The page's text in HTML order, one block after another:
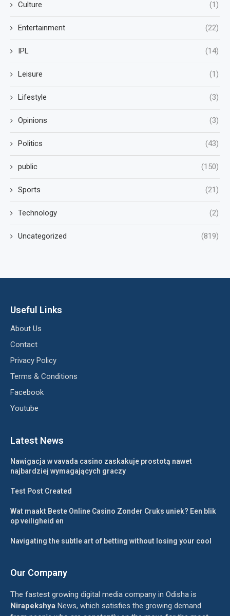
Culture (1)
Entertainment (22)
IPL (14)
Leisure (1)
Lifestyle (3)
Opinions (3)
Politics (43)
public (150)
Sports (21)
Technology (2)
Uncategorized (819)
Useful Links
About Us
Contact
Privacy Policy
Terms & Conditions
Facebook
Youtube
Latest News
Nawigacja w vavada casino zaskakuje prostotą nawet
najbardziej wymagających graczy
Test Post Created
Wat maakt Beste Online Casino Zonder Cruks uniek? Een blik
op veiligheid en
Navigating the subtle art of betting without losing your cool
Our Company
The fastest growing digital media company in Odisha is
Nirapekshya News, which satisfies the growing demand